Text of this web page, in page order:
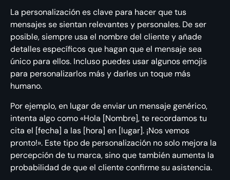
La personalización es clave para hacer que tus
mensajes se sientan relevantes y personales. De ser
posible, siempre usa el nombre del cliente y añade
detalles específicos que hagan que el mensaje sea
único para ellos. Incluso puedes usar algunos emojis
para personalizarlos más y darles un toque más
humano.
Por ejemplo, en lugar de enviar un mensaje genérico,
intenta algo como «Hola [Nombre], te recordamos tu
cita el [fecha] a las [hora] en [lugar]. ¡Nos vemos
pronto!». Este tipo de personalización no solo mejora la
percepción de tu marca, sino que también aumenta la
probabilidad de que el cliente confirme su asistencia.